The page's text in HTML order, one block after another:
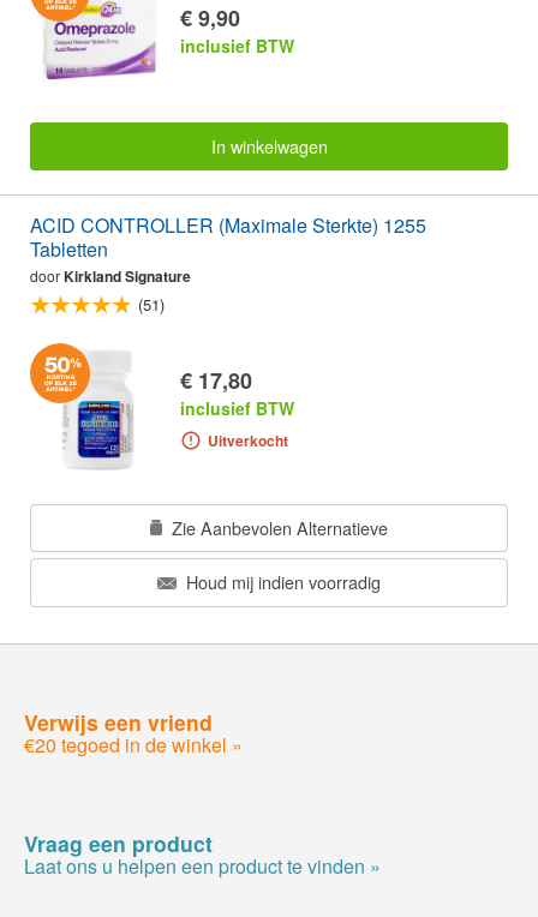
€ 9,90
inclusief BTW
In winkelwagen
ACID CONTROLLER (Maximale Sterkte) 1255
Tabletten
doorKirkland Signature
(51)
€ 17,80
inclusief BTW
Uitverkocht
Zie Aanbevolen Alternatieve
Houd mij indien voorradig
Verwijs een vriend
€20 tegoed in de winkel »
Vraag een product
Laat ons u helpen een product te vinden »